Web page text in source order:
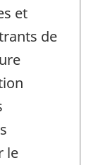
et
de
le